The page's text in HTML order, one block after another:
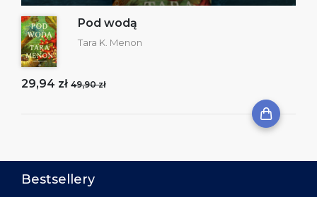
Pod wodą
Tara K. Menon
29,94 zł 49,90 zł
Bestsellery